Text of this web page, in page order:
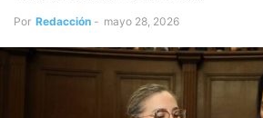
Por Redacción - mayo 28, 2026